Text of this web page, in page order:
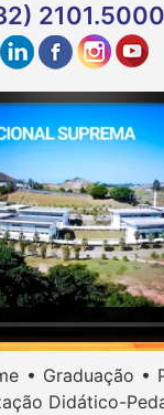
2101.5000
• Graduação •
Didático-